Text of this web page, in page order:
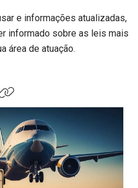
e informações atualizadas,
informado sobre as leis mais
área de atuação.